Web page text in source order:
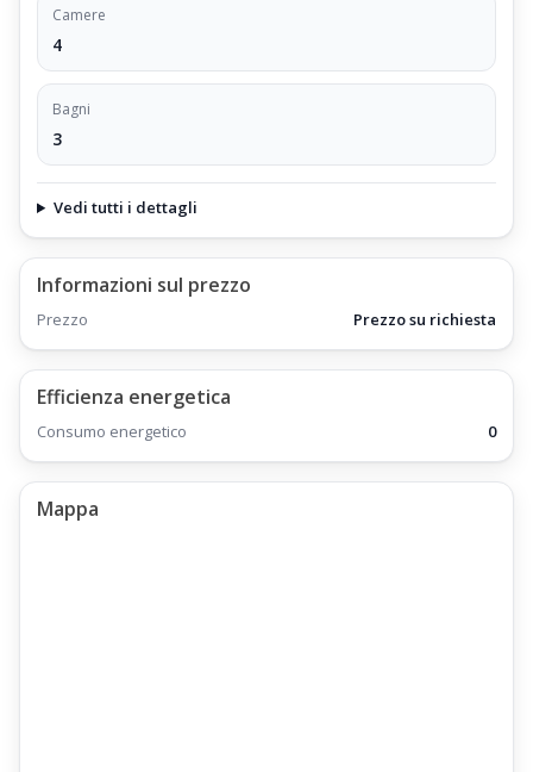
Camere
4
Bagni
3
Vedi tutti i dettagli
Informazioni sul prezzo
Prezzo Prezzo su richiesta
Efficienza energetica
Consumo energetico 0
Mappa